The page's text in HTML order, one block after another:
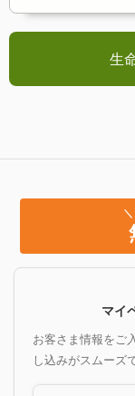
生
マイ
お客さま情報をご
し込みがスムーズ